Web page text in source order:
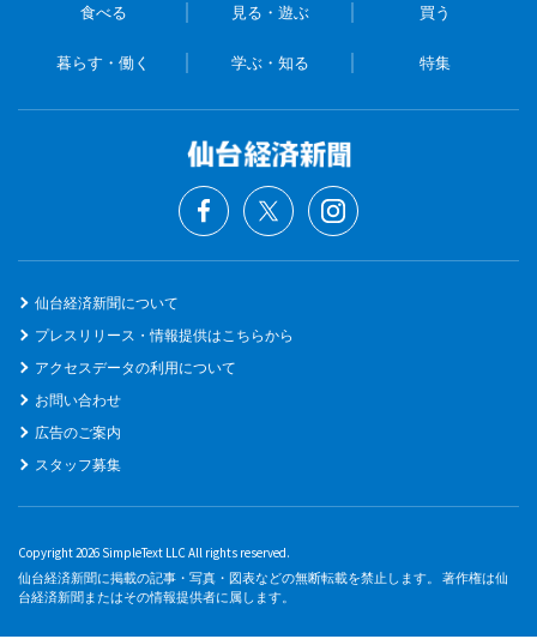
食べる 見る・遊ぶ 買う
暮らす・働く 学ぶ・知る 特集
仙台経済新聞について
プレスリリース・情報提供はこちらから
アクセスデータの利用について
お問い合わせ
広告のご案内
スタッフ募集
Copyright 2026 SimpleText LLC All rights reserved.
仙台経済新聞に掲載の記事・写真・図表などの無断転載を禁止します。 著作権は仙
台経済新聞またはその情報提供者に属します。